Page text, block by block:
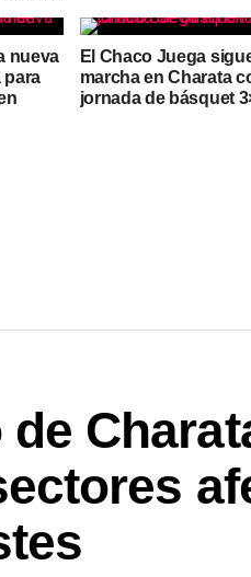
nueva
para
El Chaco Juega
marcha en Charata
jornada de básquet